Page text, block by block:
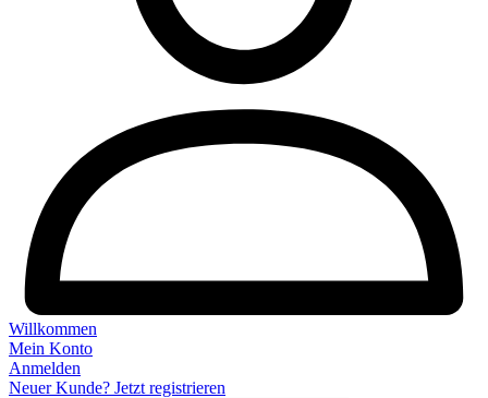
Willkommen
Mein Konto
Anmelden
Neuer Kunde? Jetzt registrieren